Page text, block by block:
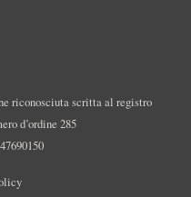
riconosciuta scritta al registro
d’ordine 285